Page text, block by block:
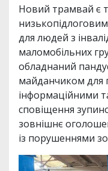
Новий трамвай є
для людей з
маломобільних
обладнаний
майданчиком для
інформаційними
сповіщення
зовнішнє
із порушеннями